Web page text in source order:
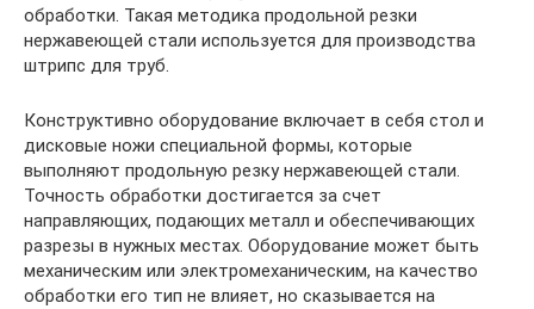
обработки. Такая методика продольной резки
нержавеющей стали используется для производства
штрипс для труб.
Конструктивно оборудование включает в себя стол и
дисковые ножи специальной формы, которые
выполняют продольную резку нержавеющей стали.
Точность обработки достигается за счет
направляющих, подающих металл и обеспечивающих
разрезы в нужных местах. Оборудование может быть
механическим или электромеханическим, на качество
обработки его тип не влияет, но сказывается на